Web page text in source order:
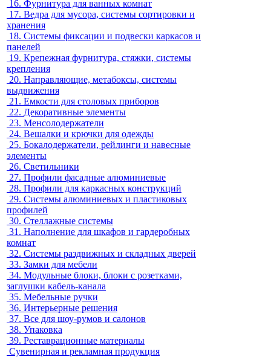
16. Фурнитура для ванных комнат
17. Ведра для мусора, системы сортировки и
хранения
18. Системы фиксации и подвески каркасов и
панелей
19. Крепежная фурнитура, стяжки, системы
крепления
20. Направляющие, метабоксы, системы
выдвижения
21. Емкости для столовых приборов
22. Декоративные элементы
23. Менсолодержатели
24. Вешалки и крючки для одежды
25. Бокалодержатели, рейлинги и навесные
элементы
26. Светильники
27. Профили фасадные алюминиевые
28. Профили для каркасных конструкций
29. Системы алюминиевых и пластиковых
профилей
30. Стеллажные системы
31. Наполнение для шкафов и гардеробных
комнат
32. Системы раздвижных и складных дверей
33. Замки для мебели
34. Модульные блоки, блоки с розетками,
заглушки кабель-канала
35. Мебельные ручки
36. Интерьерные решения
37. Все для шоу-румов и салонов
38. Упаковка
39. Реставрационные материалы
Сувенирная и рекламная продукция